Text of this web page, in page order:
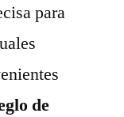
para
de